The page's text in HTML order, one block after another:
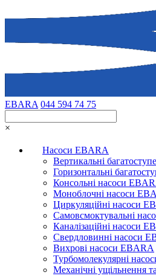
EBARA 044 594 74 75
×
Насоси EBARA
Вертикальні
Горизонтальні
Консольні насоси
Моноблочні насоси
Циркуляційні насоси
Самовсмоктувальні
Каналізаційні насоси
Свердловинні насоси
Вихрові насоси EBARA
Турбомолекулярні
Механічні ущільнення